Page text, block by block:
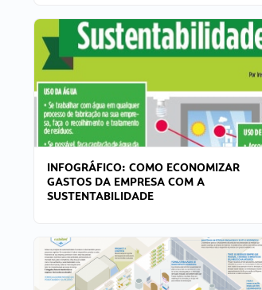
INFOGRÁFICO: COMO ECONOMIZAR
GASTOS DA EMPRESA COM A
SUSTENTABILIDADE